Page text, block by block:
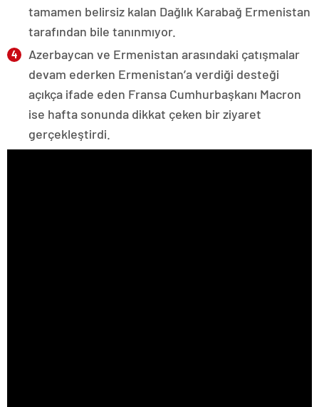
tamamen belirsiz kalan Dağlık Karabağ Ermenistan
tarafından bile tanınmıyor.
Azerbaycan ve Ermenistan arasındaki çatışmalar
devam ederken Ermenistan’a verdiği desteği
açıkça ifade eden Fransa Cumhurbaşkanı Macron
ise hafta sonunda dikkat çeken bir ziyaret
gerçekleştirdi.